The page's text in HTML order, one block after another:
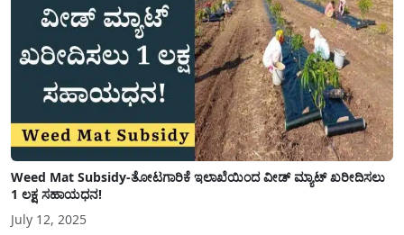
Weed Mat Subsidy-ತೋಟಗಾರಿಕೆ ಇಲಾಖೆಯಿಂದ ವೀಡ್ ಮ್ಯಾಟ್ ಖರೀದಿಸಲು
1 ಲಕ್ಷ ಸಹಾಯಧನ!
July 12, 2025